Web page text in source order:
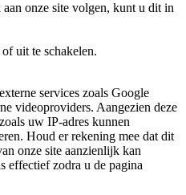
onze site volgen, kunt u dit in
uit te schakelen.
services zoals Google
videoproviders. Aangezien deze
uw IP-adres kunnen
Houd er rekening mee dat dit
onze site aanzienlijk kan
effectief zodra u de pagina